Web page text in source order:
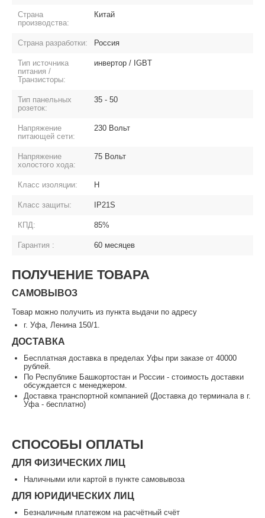
Страна
производства:
Китай
Страна разработки: Россия
Тип источника
питания /
Транзисторы:
инвертор / IGBT
Тип панельных
розеток:
35 - 50
Напряжение
питающей сети:
230 Вольт
Напряжение
холостого хода:
75 Вольт
Класс изоляции: H
Класс защиты: IP21S
КПД: 85%
Гарантия : 60 месяцев
ПОЛУЧЕНИЕ ТОВАРА
САМОВЫВОЗ
Товар можно получить из пункта выдачи по адресу
г. Уфа, Ленина 150/1.
ДОСТАВКА
Бесплатная доставка в пределах Уфы при заказе от 40000
рублей.
По Республике Башкортостан и России - стоимость доставки
обсуждается с менеджером.
Доставка транспортной компанией (Доставка до терминала в г.
Уфа - бесплатно)
СПОСОБЫ ОПЛАТЫ
ДЛЯ ФИЗИЧЕСКИХ ЛИЦ
Наличными или картой в пункте самовывоза
ДЛЯ ЮРИДИЧЕСКИХ ЛИЦ
Безналичным платежом на расчётный счёт